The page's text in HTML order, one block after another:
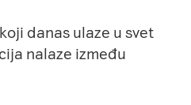
danas ulaze u svet
nalaze između